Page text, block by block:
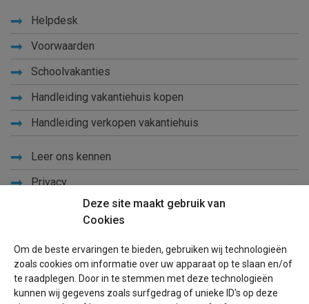
Deze site maakt gebruik van
Cookies
Om de beste ervaringen te bieden, gebruiken wij technologieën
zoals cookies om informatie over uw apparaat op te slaan en/of
te raadplegen. Door in te stemmen met deze technologieën
kunnen wij gegevens zoals surfgedrag of unieke ID's op deze
Helpdesk
Voorwaarden
Schoolvakanties
Handleiding vakantiehuis kopen
Handleiding verkopen vakantiehuis
Leer ons kennen
Privacy
Blog
Voor eigenaren